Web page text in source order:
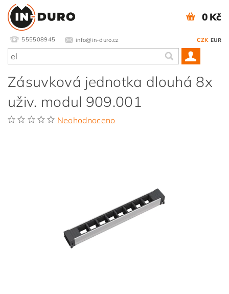
555508945 info@in-duro.cz CZK EUR
0 Kč
Zásuvková jednotka dlouhá 8x
uživ. modul 909.001
Neohodnoceno